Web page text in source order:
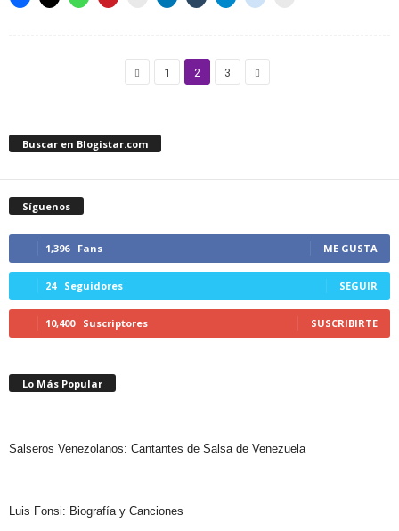
1 2 3
Buscar en Blogistar.com
Síguenos
1,396 Fans ME GUSTA
24 Seguidores SEGUIR
10,400 Suscriptores SUSCRIBIRTE
Lo Más Popular
Salseros Venezolanos: Cantantes de Salsa de Venezuela
Luis Fonsi: Biografía y Canciones